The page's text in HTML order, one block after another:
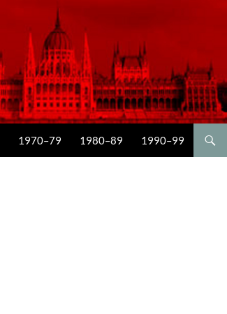
1970–79 1980–89 1990–99